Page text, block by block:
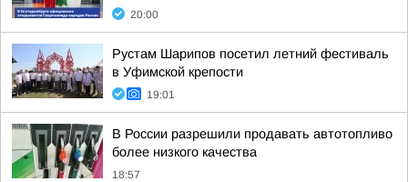
20:00
Рустам Шарипов посетил летний фестиваль
в Уфимской крепости
19:01
В России разрешили продавать автотопливо
более низкого качества
18:57